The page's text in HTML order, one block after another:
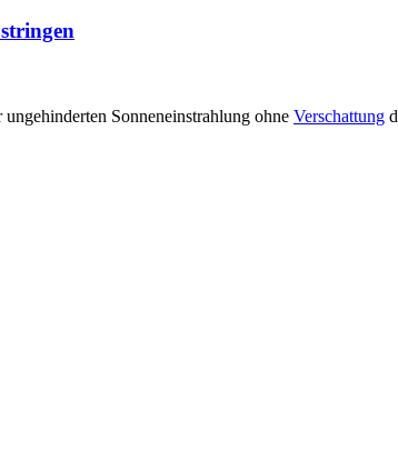
Sonneneinstrahlung ohne Verschattung